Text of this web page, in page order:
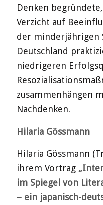
Denken
Verzicht auf
der minderjährigen
Deutschland
niedrigeren
zusammenhängen
Nachdenken.
Hilaria Gössmann
Hilaria Gössmann
ihrem Vortrag
im Spiegel von
– ein japanisch-